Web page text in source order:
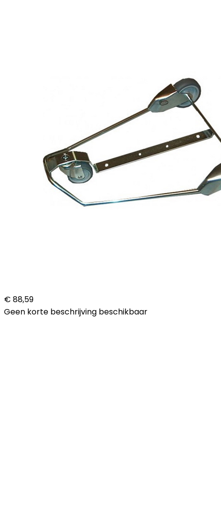
€ 88,59
Geen korte beschrijving beschikbaar